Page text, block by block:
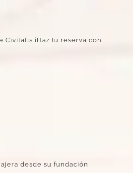
¡Haz tu reserva con
desde su fundación